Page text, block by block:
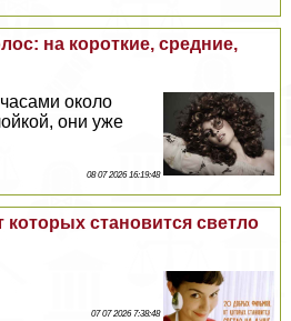
на короткие, средние,
около
они уже
08 07 2026 16:19:48
становится светло
07 07 2026 7:38:48